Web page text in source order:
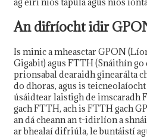
An difríocht idir
Is minic a mheasctar GPON
Gigabit) agus FTTH (Snáithín go
prionsabal dearaidh ginearálta
do dhoras, agus is
úsáidtear laistigh de imscaradh
gach FTTH, ach is FTTH gach
an dá cheann an t-idirlíon a
ar bhealaí difriúla, le buntáistí